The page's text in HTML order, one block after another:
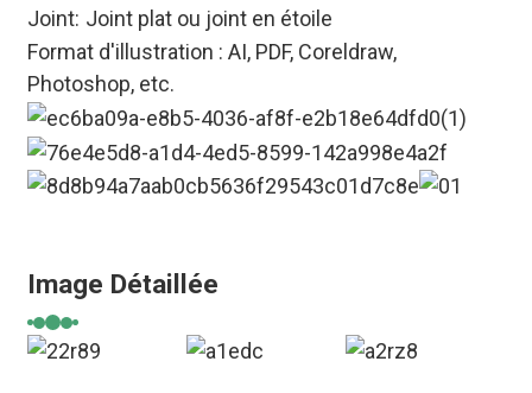
Joint: Joint plat ou joint en étoile
Format d'illustration : AI, PDF, Coreldraw,
Photoshop, etc.
Image Détaillée